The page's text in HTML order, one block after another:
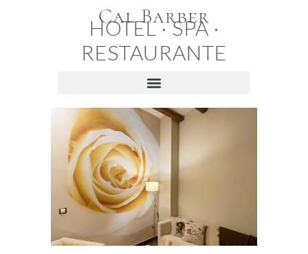
Cal Barber
HOTEL · SPA ·
RESTAURANTE